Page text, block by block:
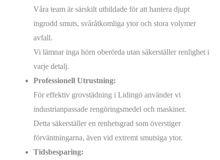
Våra team är särskilt utbildade för att hantera djupt
ingrodd smuts, svåråtkomliga ytor och stora volymer
avfall.
Vi lämnar inga hörn oberörda utan säkerställer renlighet i
varje detalj.
Professionell Utrustning:
För effektiv grovstädning i Lidingö använder vi
industrianpassade rengöringsmedel och maskiner.
Detta säkerställer en renhetsgrad som överstiger
förväntningarna, även vid extremt smutsiga ytor.
Tidsbesparing: